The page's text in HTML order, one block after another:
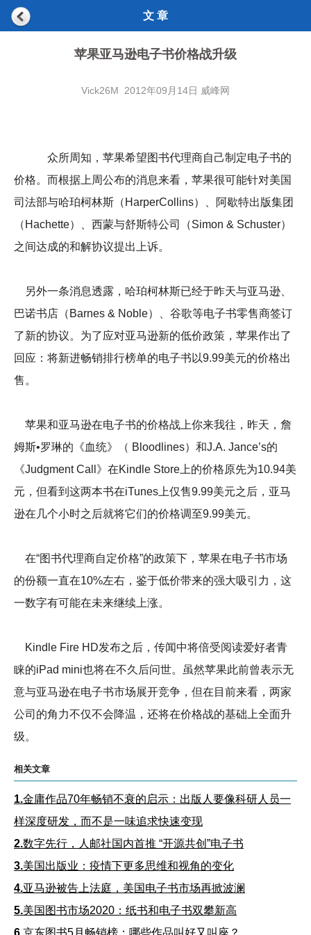
文 章
苹果亚马逊电子书价格战升级
Vick26M 2012年09月14日 威峰网
众所周知，苹果希望图书代理商自己制定电子书的
价格。而根据上周公布的消息来看，苹果很可能针对美国
司法部与哈珀柯林斯（HarperCollins）、阿歇特出版集团
（Hachette）、西蒙与舒斯特公司（Simon & Schuster）
之间达成的和解协议提出上诉。
另外一条消息透露，哈珀柯林斯已经于昨天与亚马逊、
巴诺书店（Barnes & Noble）、谷歌等电子书零售商签订
了新的协议。为了应对亚马逊新的低价政策，苹果作出了
回应：将新进畅销排行榜单的电子书以9.99美元的价格出
售。
苹果和亚马逊在电子书的价格战上你来我往，昨天，詹
姆斯•罗琳的《血统》（ Bloodlines）和J.A. Jance’s的
《Judgment Call》在Kindle Store上的价格原先为10.94美
元，但看到这两本书在iTunes上仅售9.99美元之后，亚马
逊在几个小时之后就将它们的价格调至9.99美元。
在“图书代理商自定价格”的政策下，苹果在电子书市场
的份额一直在10%左右，鉴于低价带来的强大吸引力，这
一数字有可能在未来继续上涨。
Kindle Fire HD发布之后，传闻中将倍受阅读爱好者青
睐的iPad mini也将在不久后问世。虽然苹果此前曾表示无
意与亚马逊在电子书市场展开竞争，但在目前来看，两家
公司的角力不仅不会降温，还将在价格战的基础上全面升
级。
相关文章
1.金庸作品70年畅销不衰的启示：出版人要像科研人员一
样深度研发，而不是一味追求快速变现
2.数字先行，人邮社国内首推 “开源共创”电子书
3.美国出版业：疫情下更多思维和视角的变化
4.亚马逊被告上法庭，美国电子书市场再掀波澜
5.美国图书市场2020：纸书和电子书双攀新高
6. 京东图书5月畅销榜：哪些作品叫好又叫座？